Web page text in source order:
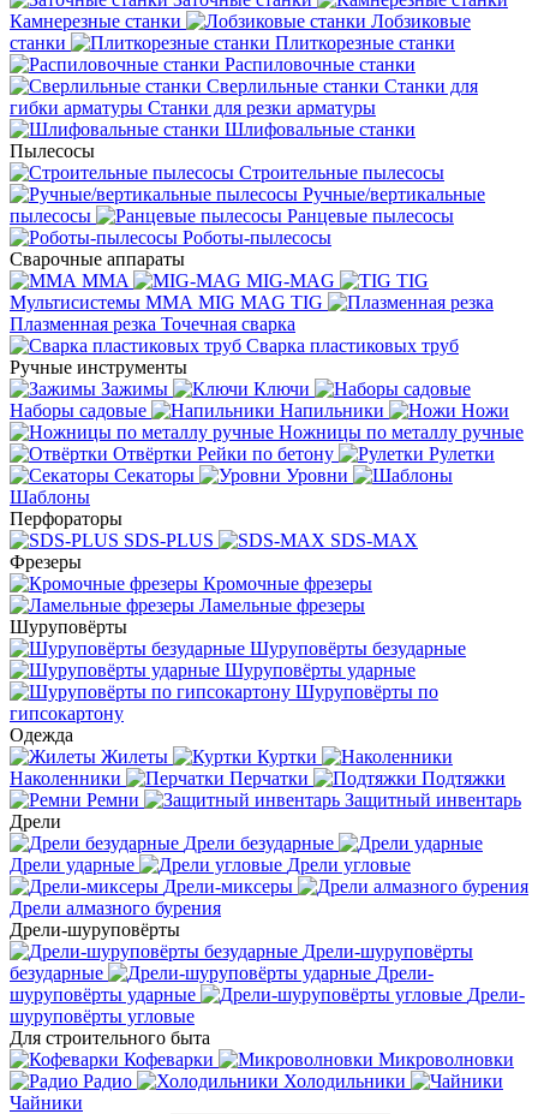
Камнерезные станки
Лобзиковые
станки
Плиткорезные станки
Распиловочные станки
Сверлильные станки Станки для
гибки арматуры Станки для резки арматуры
Шлифовальные станки
Пылесосы
Строительные пылесосы
Ручные/вертикальные
пылесосы
Ранцевые пылесосы
Роботы-пылесосы
Сварочные аппараты
MMA
MIG-MAG
TIG
Мультисистемы ММА MIG MAG TIG
Плазменная резка Точечная сварка
Cварка пластиковых труб
Ручные инструменты
Зажимы
Ключи
Наборы садовые
Напильники
Ножи
Ножницы по металлу ручные
Отвёртки Рейки по бетону
Рулетки
Секаторы
Уровни
Шаблоны
Перфораторы
SDS-PLUS
SDS-MAX
Фрезеры
Кромочные фрезеры
Ламельные фрезеры
Шуруповёрты
Шуруповёрты безударные
Шуруповёрты ударные
Шуруповёрты по
гипсокартону
Одежда
Жилеты
Куртки
Наколенники
Перчатки
Подтяжки
Ремни
Защитный инвентарь
Дрели
Дрели безударные
Дрели ударные
Дрели угловые
Дрели-миксеры
Дрели алмазного бурения
Дрели-шуруповёрты
Дрели-шуруповёрты
безударные
Дрели-
шуруповёрты ударные
Дрели-
шуруповёрты угловые
Для строительного быта
Кофеварки
Микроволновки
Радио
Холодильники
Чайники